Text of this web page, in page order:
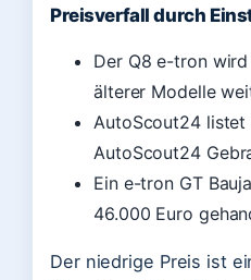
Preisverfall durch
Der Q8 e-tron
älterer Modelle
AutoScout24
AutoScout24
Ein e-tron GT
46.000 Euro
Der niedrige Preis ist